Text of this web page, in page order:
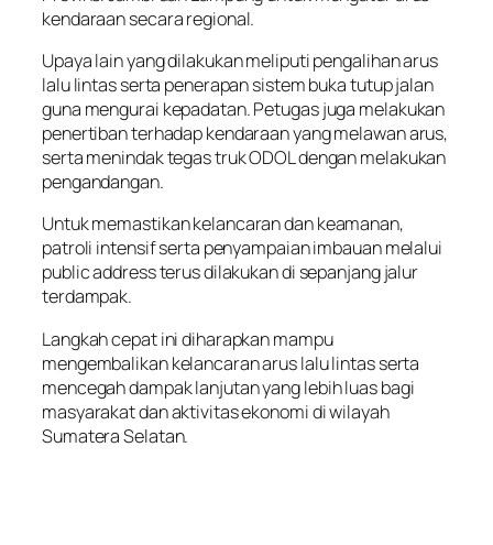
kendaraan secara regional.
Upaya lain yang dilakukan meliputi pengalihan arus
lalu lintas serta penerapan sistem buka tutup jalan
guna mengurai kepadatan. Petugas juga melakukan
penertiban terhadap kendaraan yang melawan arus,
serta menindak tegas truk ODOL dengan melakukan
pengandangan.
Untuk memastikan kelancaran dan keamanan,
patroli intensif serta penyampaian imbauan melalui
public address terus dilakukan di sepanjang jalur
terdampak.
Langkah cepat ini diharapkan mampu
mengembalikan kelancaran arus lalu lintas serta
mencegah dampak lanjutan yang lebih luas bagi
masyarakat dan aktivitas ekonomi di wilayah
Sumatera Selatan.